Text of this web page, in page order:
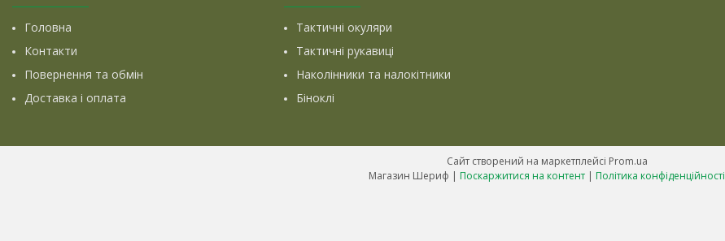
Головна
Контакти
Повернення та обмін
Доставка і оплата
Тактичні окуляри
Тактичні рукавиці
Наколінники та налокітники
Біноклі
Сайт створений на маркетплейсі Prom.ua
Магазин Шериф | Поскаржитися на контент | Політика конфіденційності